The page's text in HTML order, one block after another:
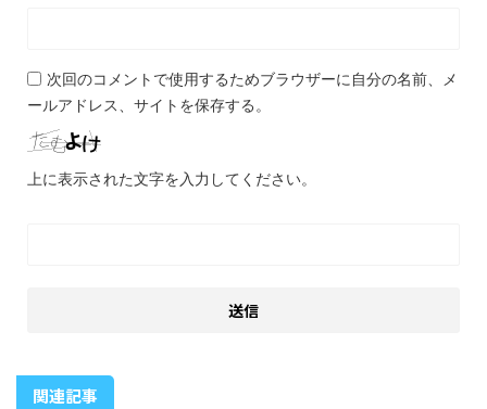
次回のコメントで使用するためブラウザーに自分の名前、メ
ールアドレス、サイトを保存する。
上に表示された文字を入力してください。
関連記事